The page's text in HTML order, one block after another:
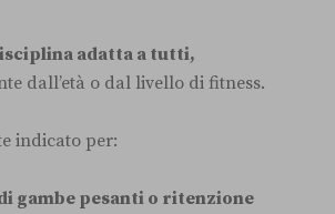
adatta a tutti,
dall’età o dal livello di fitness.
indicato per:
gambe pesanti o ritenzione